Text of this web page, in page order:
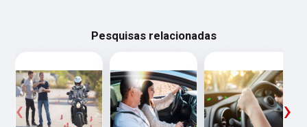
Pesquisas relacionadas
‹ ›